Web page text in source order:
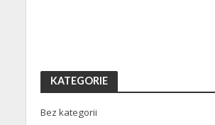
KATEGORIE
Bez kategorii